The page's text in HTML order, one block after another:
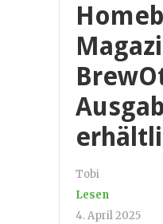
Tobi
Lesen
4. April 2025